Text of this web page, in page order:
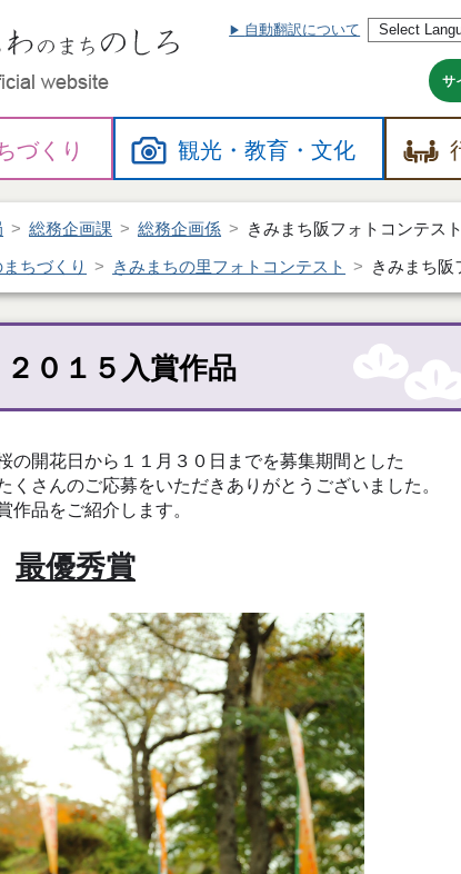
自動翻訳について
サ
づくり 観光・教育・文化
総務企画課 総務企画係 きみまち阪フォトコンテス
ちづくり きみまちの里フォトコンテスト きみまち阪
０１５入賞作品
開花日から１１月３０日までを募集期間とした
さんのご応募をいただきありがとうございました。
品をご紹介します。
最優秀賞